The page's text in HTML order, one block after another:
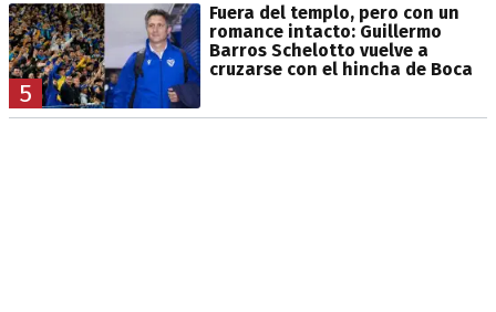
5
Fuera del templo, pero con un
romance intacto: Guillermo
Barros Schelotto vuelve a
cruzarse con el hincha de Boca